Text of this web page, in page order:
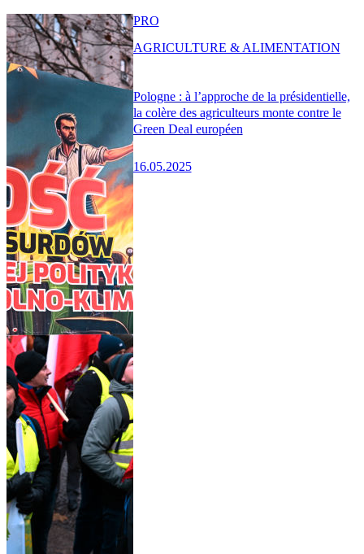
Pologne : à l’approche de la présidentielle,
la colère des agriculteurs monte contre le
Green Deal européen
16.05.2025
PRO
AGRICULTURE & ALIMENTATION